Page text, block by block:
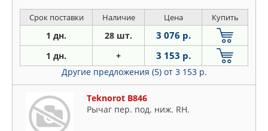
Срок поставки Наличие Цена Купить
1 дн. 28 шт. 3 076 р.
1 дн. + 3 153 р.
Другие предложения (5) от 3 153 р.
Teknorot B846
Рычаг пер. под. ниж. RH.